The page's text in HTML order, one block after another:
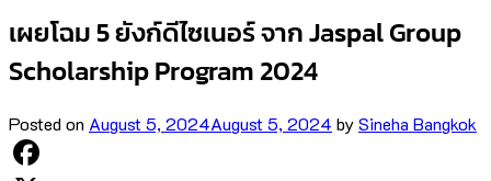
เผยโฉม 5 ยังก์ดีไซเนอร์ จาก Jaspal Group
Scholarship Program 2024
Posted on August 5, 2024August 5, 2024 bySineha Bangkok